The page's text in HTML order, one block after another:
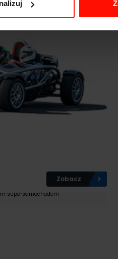
Zobacz
supersamochodem